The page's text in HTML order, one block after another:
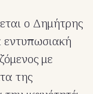
ο Δημήτρης
εντυπωσιακή
με
της